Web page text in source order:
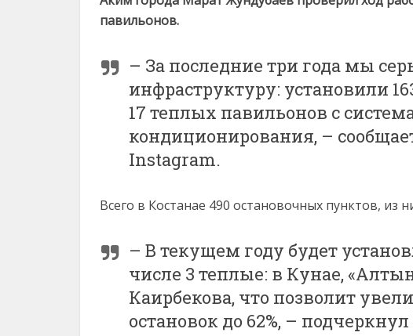
павильонов.
– За последние три года мы
инфраструктуру: установили
17 теплых павильонов с
кондиционирования, –
Instagram.
Всего в Костанае 490 остановочных пунктов, из
– В текущем году будет
числе 3 теплые: в Кунае,
Каирбекова, что позволит
остановок до 62%, –